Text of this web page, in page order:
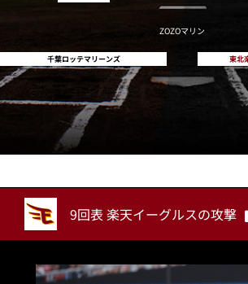
千葉ロッテマリーンズ
ZOZOマリン
東北
9回表 楽天イーグルスの攻撃